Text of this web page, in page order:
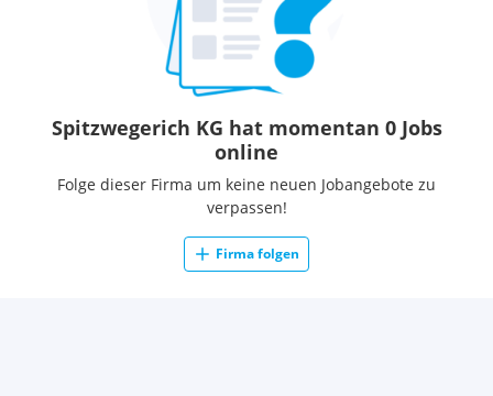
Spitzwegerich KG hat momentan 0 Jobs
online
Folge dieser Firma um keine neuen Jobangebote zu
verpassen!
Firma folgen